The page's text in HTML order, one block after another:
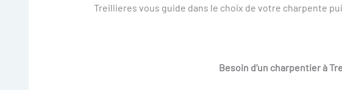
Treillieres vous guide dans le choix de votre charpente
Besoin d’un charpentier à